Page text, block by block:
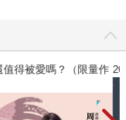
利用大腦的機制，勢
憶；他還透露，我們
操弄選情」，強化正
的技巧（例如意元集
得被愛嗎？（限量作